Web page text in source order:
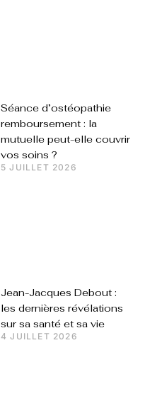
Séance d’ostéopathie
remboursement : la
mutuelle peut-elle couvrir
vos soins ?
5 JUILLET 2026
Jean-Jacques Debout :
les dernières révélations
sur sa santé et sa vie
4 JUILLET 2026